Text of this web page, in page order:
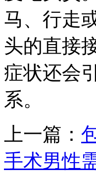
马、行走
头的直接
症状还会
系。
上一篇：
手术男性